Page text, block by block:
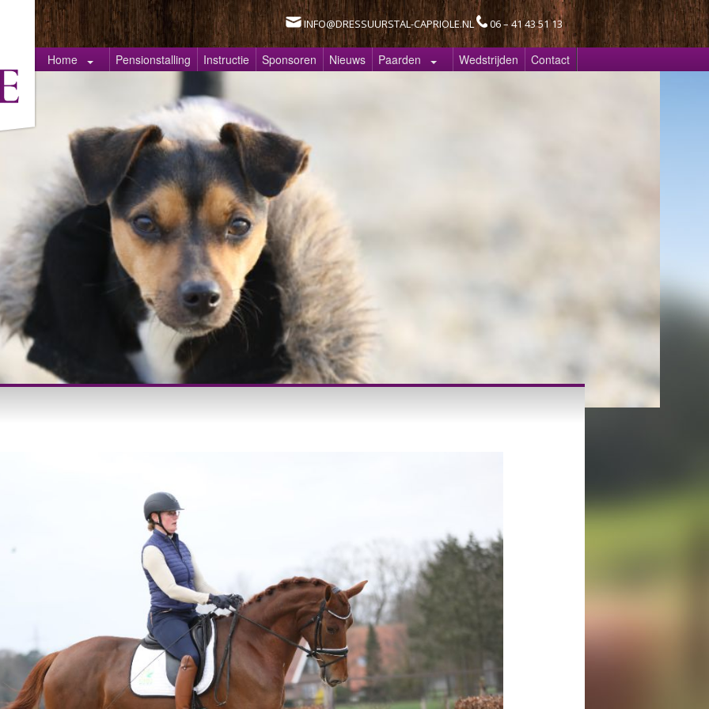
INFO@DRESSUURSTAL-CAPRIOLE.NL 06 – 41 43 51 13
Home Pensionstalling Instructie Sponsoren Nieuws Paarden Wedstrijden Contact